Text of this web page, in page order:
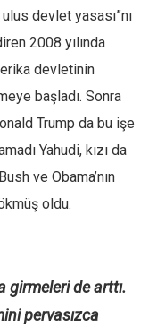
devlet yasası”nı
2008 yılında
devletinin
başladı. Sonra
Trump da bu işe
Yahudi, kızı da
ve Obama’nın
oldu.
girmeleri de arttı.
pervasızca